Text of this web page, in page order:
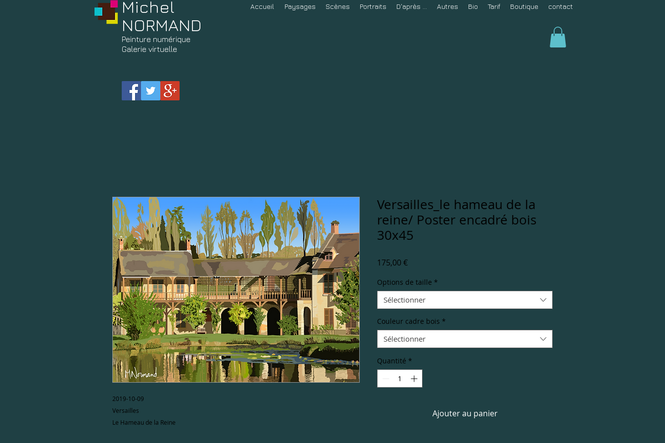
Michel
NORMAND
Peinture numérique
Galerie virtuelle
Accueil Paysages Scènes Portraits D'après ... Autres Bio Tarif Boutique contact
2019-10-09
Versailles
Le Hameau de la Reine
Versailles_le hameau de la
reine/ Poster encadré bois
30x45
175,00 €Prix
Options de taille *
Sélectionner
Couleur cadre bois *
Sélectionner
Quantité *
Ajouter au panier